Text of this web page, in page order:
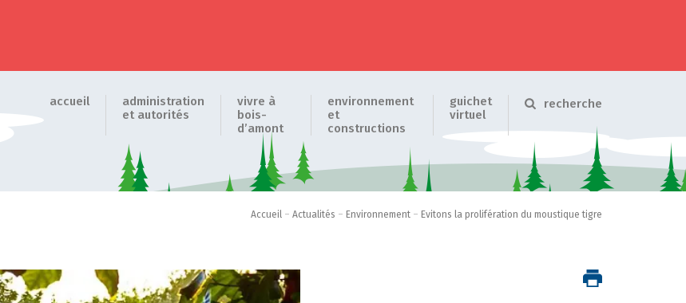
accueil
administration
et autorités
vivre à
bois-
d’amont
environnement
et
constructions
guichet
virtuel
recherche
Accueil – Actualités – Environnement – Evitons la prolifération du moustique tigre